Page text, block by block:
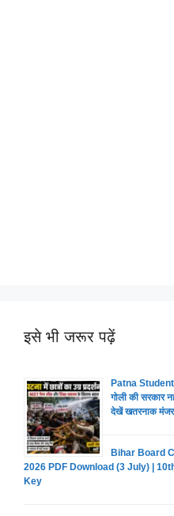
इसे भी जरूर पढ़ें
Patna
गोली की सरकार
देखें खतरनाक मंजर
Bihar Board
2026 PDF Download (3 July) |
Key